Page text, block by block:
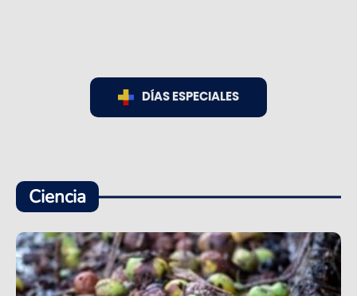
DÍAS ESPECIALES
Ciencia